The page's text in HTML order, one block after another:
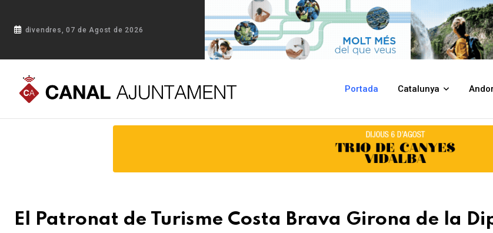
divendres, 07 de Agost de 2026
Portada Catalunya
Portada Blog El Patronat de Turisme Costa Brava Girona de la Diputació de Girona fa balanç de l'exercici 2025 i
El Patronat de Turisme Costa Brava Girona de la